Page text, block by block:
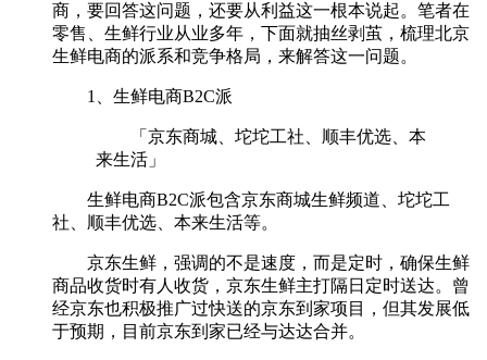
商，要回答这问题，还要从利益这一根本说起。笔者在
零售、生鲜行业从业多年，下面就抽丝剥茧，梳理北京
生鲜电商的派系和竞争格局，来解答这一问题。
1、生鲜电商B2C派
「京东商城、坨坨工社、顺丰优选、本
来生活」
生鲜电商B2C派包含京东商城生鲜频道、坨坨工
社、顺丰优选、本来生活等。
京东生鲜，强调的不是速度，而是定时，确保生鲜
商品收货时有人收货，京东生鲜主打隔日定时送达。曾
经京东也积极推广过快送的京东到家项目，但其发展低
于预期，目前京东到家已经与达达合并。